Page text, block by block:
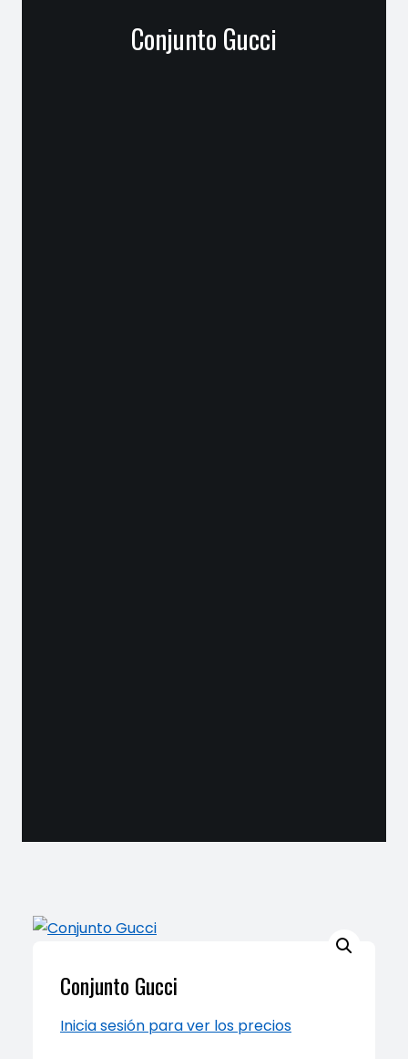
Conjunto Gucci
Conjunto Gucci
Inicia sesión para ver los precios